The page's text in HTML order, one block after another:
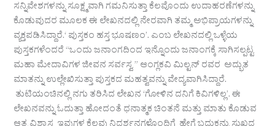
ಸನ್ನಿವೇಶಗಳನ್ನು ಸೂಕ್ಷ್ಮವಾಗಿ ಗಮನಿಸುತ್ತಾ ಕೆಲವೊಂದು ಉದಾಹರಣೆಗಳನ್ನು
ಕೊಡುವುದರ ಮೂಲಕ ಈ ಲೇಖನದಲ್ಲಿ ನೇರವಾಗಿ ತಮ್ಮ ಅಭಿಪ್ರಾಯಗಳನ್ನು
ವ್ಯಕ್ತಪಡಿಸಿದ್ದಾರೆ.‘ ಪುಸ್ತಕಂ ಹಸ್ತ ಭೂಷಣಂ’. ಎಂಬ ಲೇಖನದಲ್ಲಿ ಒಳ್ಳೆಯ
ಪುಸ್ತಕಗಳೆಂದರೆ “ಒಂದು ಜನಾಂಗದಿಂದ ಇನ್ನೊಂದು ಜನಾಂಗಕ್ಕೆ ಸಾಗಿಸಲ್ಪಟ್ಟ
ಮಹಾ ಮೇದಾವಿಗಳ ಜೀವನ ಸರ್ವಸ್ವ ” ಆಂಗ್ಲಕವಿ ಮಿಲ್ಟನ್ ರವರ ಅದ್ಭುತ
ಮಾತನ್ನು ಉಲ್ಲೇಖಿಸುತ್ತಾ ಪುಸ್ತಕದ ಮಹತ್ವವನ್ನು ವೇದ್ಯವಾಗಿಸಿದ್ದಾರೆ.
ತುಟಿಯಂಚಿನಲ್ಲಿ ನಗು ತರಿಸಿದ ಲೇಖನ ‘ಗೋಳಿನ ದನಿಗೆ ಕಿವಿಗಳಿಲ್ಲ’. ಈ
ಲೇಖನವನ್ನು ಓದುತ್ತಾ ಹೋದಂತೆ ಧನಾತ್ಮಕ ಚಿಂತನೆ ಮತ್ತು ಮಾತು ಕೊಡುವ